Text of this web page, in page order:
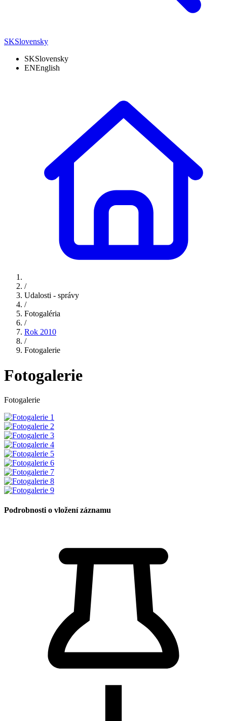
SKSlovensky
SKSlovensky
ENEnglish
/
Udalosti - správy
/
Fotogaléria
/
Rok 2010
/
Fotogalerie
Fotogalerie
Fotogalerie
Podrobnosti o vložení záznamu